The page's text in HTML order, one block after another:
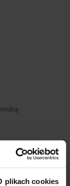
plikach cookies